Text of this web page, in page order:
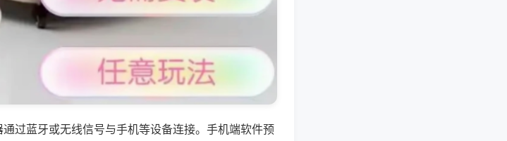
过蓝牙或无线信号与手机等设备连接。手机端软件预